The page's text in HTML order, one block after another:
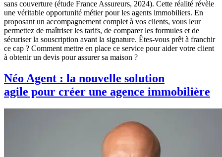
sans couverture (étude France Assureurs, 2024). Cette réalité révèle
une véritable opportunité métier pour les agents immobiliers. En
proposant un accompagnement complet à vos clients, vous leur
permettez de maîtriser les tarifs, de comparer les formules et de
sécuriser la souscription avant la signature. Êtes-vous prêt à franchir
ce cap ? Comment mettre en place ce service pour aider votre client
à obtenir un devis pour assurer sa maison ?
Néo Agent : la nouvelle solution
agile pour créer une agence immobilière